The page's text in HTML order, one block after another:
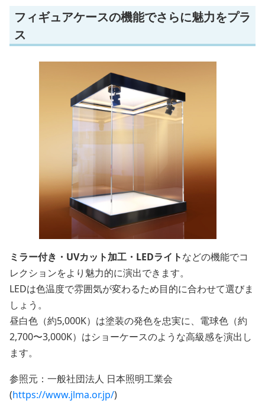
フィギュアケースの機能でさらに魅力をプラ
ス
ミラー付き・UVカット加工・LEDライトなどの機能でコ
レクションをより魅力的に演出できます。
LEDは色温度で雰囲気が変わるため目的に合わせて選びま
しょう。
昼白色（約5,000K）は塗装の発色を忠実に、電球色（約
2,700〜3,000K）はショーケースのような高級感を演出し
ます。
参照元：一般社団法人 日本照明工業会
(https://www.jlma.or.jp/)